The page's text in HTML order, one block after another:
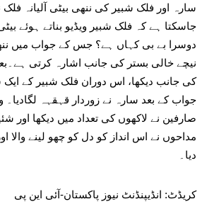
سارہ اور فلک شبیر کی ننھی بیٹی آلیانہ فلک
جاسکتا ہے کہ فلک شبیر ویڈیو بناتے ہوئے
دوسرا بے بی کہاں ہے؟ جس کے جواب میں
نیچے خالی بستر کی جانب اشارہ کرتی
کی جانب دیکھا، اس دوران فلک شبیر کے ایک
جواب کے بعد سارہ نے زوردار قہقہہ لگادیا۔
صارفین نے لاکھوں کی تعداد میں دیکھا اور
مداحوں نے اس انداز کو دل کو چھو لینے والا اور
دیا۔
کریڈٹ: انڈیپنڈنٹ نیوز پاکستان-آئی این پی